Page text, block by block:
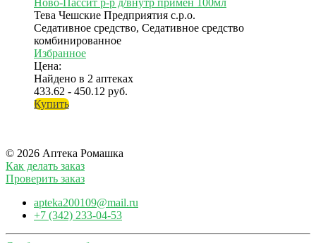
Тева Чешские Предприятия с.р.о.
Седативное средство, Седативное средство
комбинированное
Избранное
Цена:
Найдено в 2 аптеках
433.62 - 450.12 руб.
Купить
© 2026 Аптека Ромашка
Как делать заказ
Проверить заказ
apteka200109@mail.ru
+7 (342) 233-04-53